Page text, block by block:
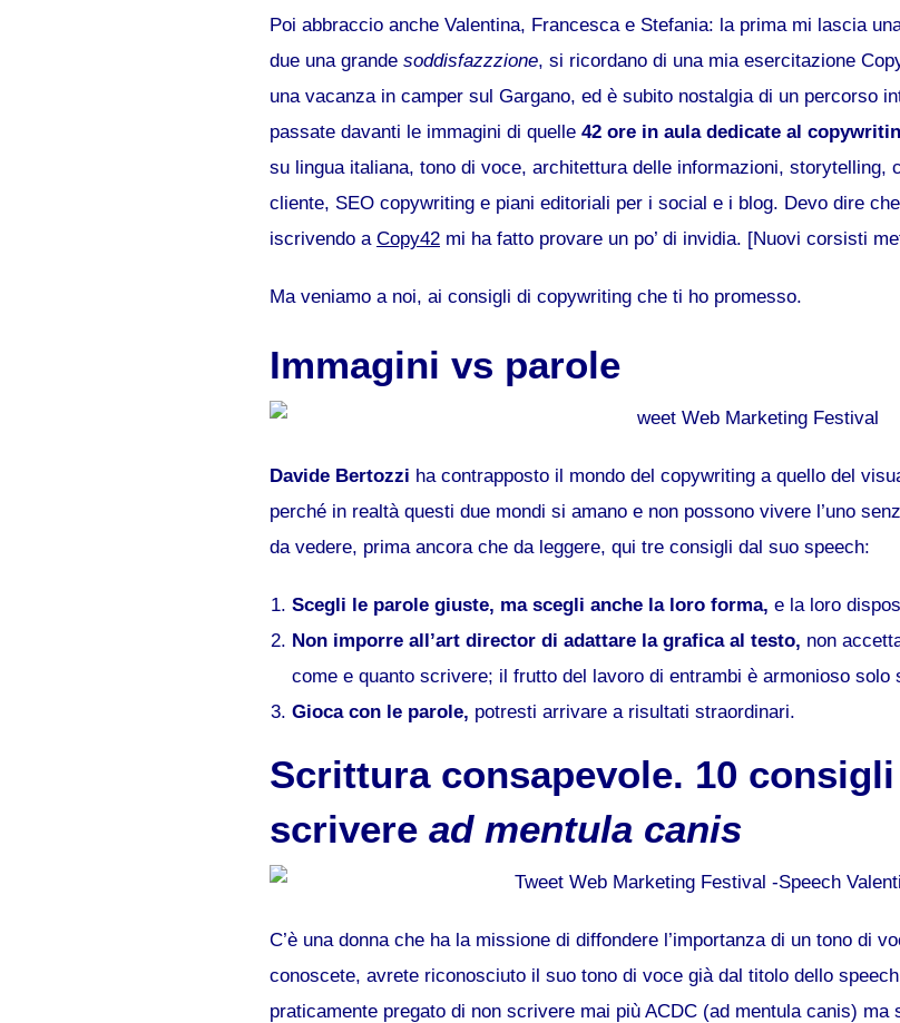
Poi abbraccio anche Valentina, Francesca e Stefania: la prima mi lascia
due una grande soddisfazzzione, si ricordano di una mia esercitazione
una vacanza in camper sul Gargano, ed è subito nostalgia di un percorso
passate davanti le immagini di quelle 42 ore in aula dedicate al
su lingua italiana, tono di voce, architettura delle informazioni, storytelling,
cliente, SEO copywriting e piani editoriali per i social e i blog. Devo dire
iscrivendo a Copy42 mi ha fatto provare un po’ di invidia. [Nuovi corsisti
Ma veniamo a noi, ai consigli di copywriting che ti ho promesso.
Immagini vs parole
Davide Bertozzi ha contrapposto il mondo del copywriting a quello del
perché in realtà questi due mondi si amano e non possono vivere l’uno
da vedere, prima ancora che da leggere, qui tre consigli dal suo speech:
Scegli le parole giuste, ma scegli anche la loro forma, e la loro
Non imporre all’art director di adattare la grafica al testo, non
come e quanto scrivere; il frutto del lavoro di entrambi è armonioso solo
Gioca con le parole, potresti arrivare a risultati straordinari.
Scrittura consapevole. 10
scrivere ad mentula canis
C’è una donna che ha la missione di diffondere l’importanza di un tono di
conoscete, avrete riconosciuto il suo tono di voce già dal titolo dello
praticamente pregato di non scrivere mai più ACDC (ad mentula canis) ma